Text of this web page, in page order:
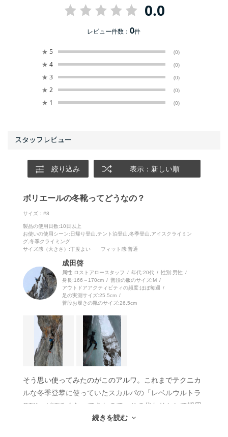
0.0
レビュー件数：0件
★ 5 (0)
★ 4 (0)
★ 3 (0)
★ 2 (0)
★ 1 (0)
絞り込み 表示：新しい順
ボリエールの冬靴ってどうなの？
サイズ：#8
製品の使用日数:10日以上
お使いの使用シーン:日帰り登山,テント泊登山,冬季登山,アイスクライミン
グ,冬季クライミング
サイズ感（大きさ） :丁度よい フィット感:普通
成田啓
属性:ロストアロースタッフ 年代:20代 性別:男性
身長:166～170cm 普段の服のサイズ:M
アウトドアアクティビティの頻度:ほぼ毎週
足の実測サイズ:25.5cm
普段お履きの靴のサイズ:26.5cm
そう思い使ってみたのがこのアルワ。これまでテクニカ
ルな冬季登攀に使っていたスカルパの「レベルウルトラ
GTX」がぼろくなってきたので、その代わりとして採用
しました。結論から言うと、国内の冬季クライミングで
続きを読む